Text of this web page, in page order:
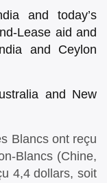
and today’s
Lease aid and
and Ceylon
and New
Blancs ont reçu
Blancs (Chine,
4,4 dollars, soit